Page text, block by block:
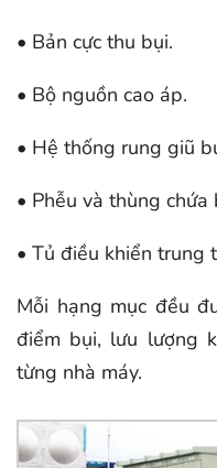
• Bản cực thu bụi.
• Bộ nguồn cao áp.
• Hệ thống rung giũ
• Phễu và thùng chứa
• Tủ điều khiển trung
Mỗi hạng mục đều
điểm bụi, lưu lượng
từng nhà máy.